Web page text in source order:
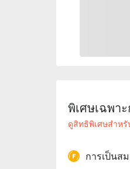
พิเศษเฉพา
ดูสิทธิพิเศษสำหรั
การเป็นส